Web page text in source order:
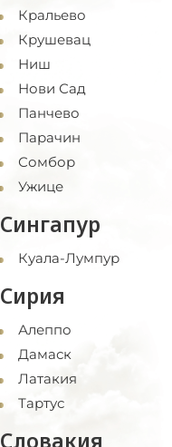
Кральево
Крушевац
Ниш
Нови Сад
Панчево
Парачин
Сомбор
Ужице
Сингапур
Куала-Лумпур
Сирия
Алеппо
Дамаск
Латакия
Тартус
Словакия